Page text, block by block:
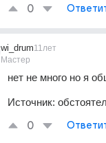
0
wi_drum
Мастер
11лет
нет не много но я
Источник:
0